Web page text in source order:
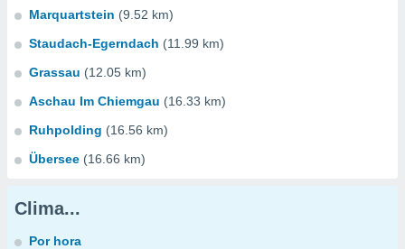
Marquartstein (9.52 km)
Staudach-Egerndach (11.99 km)
Grassau (12.05 km)
Aschau Im Chiemgau (16.33 km)
Ruhpolding (16.56 km)
Übersee (16.66 km)
Clima...
Por hora